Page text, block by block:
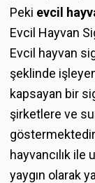
Peki evcil
Evcil Hayvan
Evcil hayvan
şeklinde
kapsayan bir
şirketlere ve
hayvancılık
yaygın olarak